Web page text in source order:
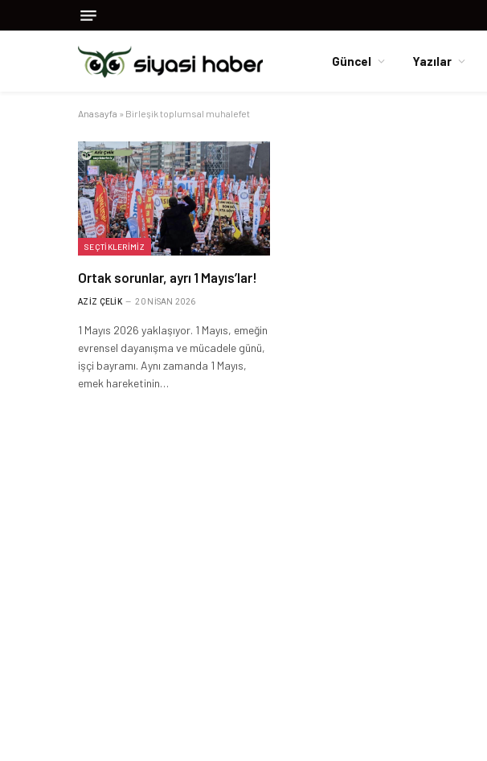
Güncel Yazılar
Anasayfa » Birleşik toplumsal muhalefet
SEÇTIKLERIMIZ
Ortak sorunlar, ayrı 1 Mayıs’lar!
AZIZ ÇELIK 20 NISAN 2026
1 Mayıs 2026 yaklaşıyor. 1 Mayıs, emeğin
evrensel dayanışma ve mücadele günü,
işçi bayramı. Aynı zamanda 1 Mayıs,
emek hareketinin…